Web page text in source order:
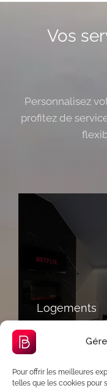
Pour offrir les meilleures
telles que les cookies pour
Vos
Personnalisez
profitez de
Logements
Des suites de